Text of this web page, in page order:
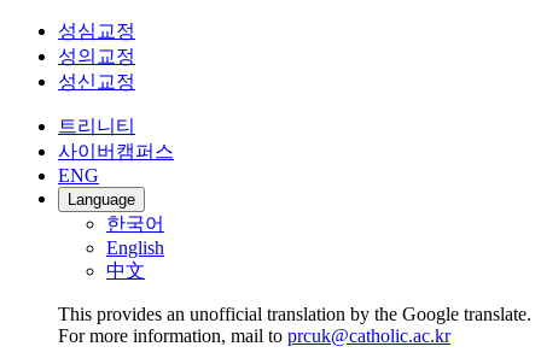
성심교정
성의교정
성신교정
트리니티
사이버캠퍼스
ENG
Language
한국어
English
中文
This provides an unofficial translation by the Google translate.
For more information, mail to prcuk@catholic.ac.kr